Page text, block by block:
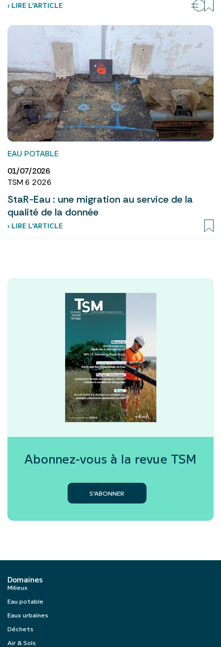
› LIRE L’ARTICLE
EAU POTABLE
01/07/2026
TSM 6 2026
StaR-Eau : une migration au service de la
qualité de la donnée
› LIRE L’ARTICLE
Abonnez-vous à la revue TSM
S’ABONNER
Domaines
Milieux
Eau potable
Eaux urbaines
Déchets
Air & Sols